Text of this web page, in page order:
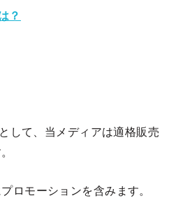
？
して、当メディアは適格販売
ロモーションを含みます。